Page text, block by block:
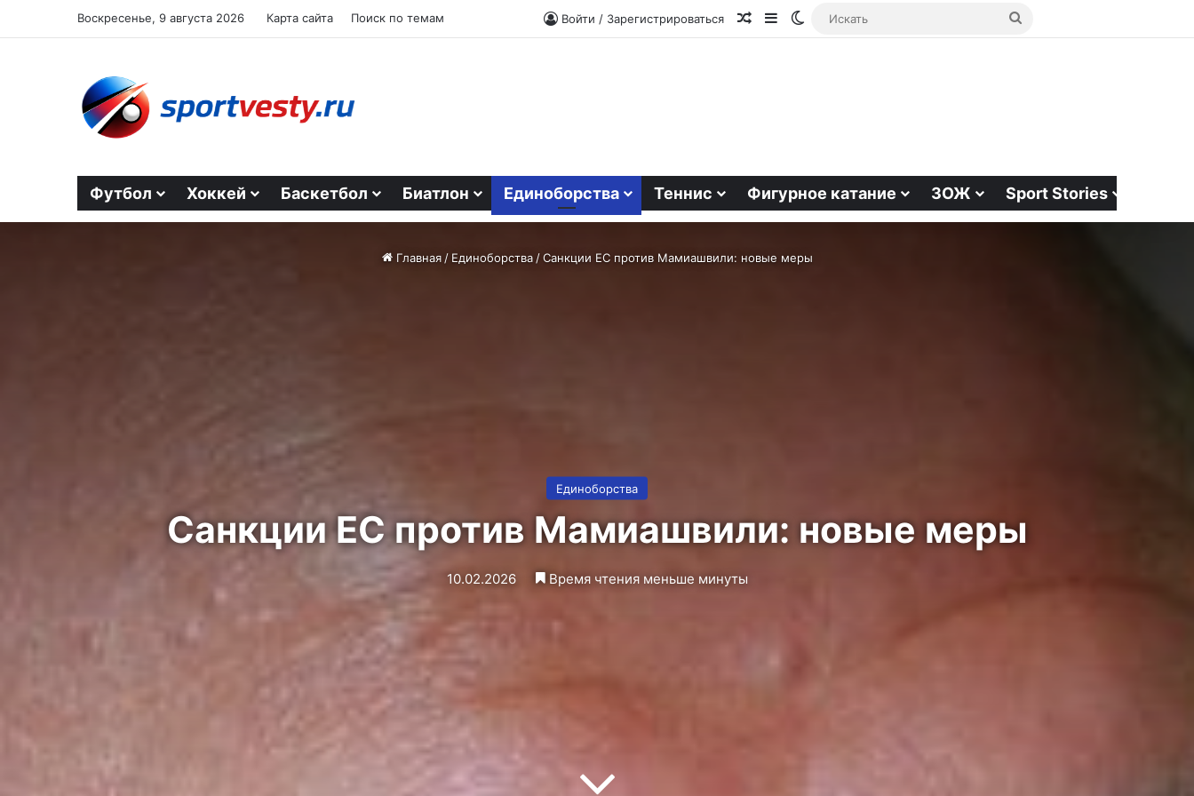
Воскресенье, 9 августа 2026 Карта сайта Поиск по темам Войти / Зарегистрироваться Случайная статья
SidebarSwitch skin
Футбол Хоккей Баскетбол Биатлон Единоборства Теннис Фигурное катание ЗОЖ Sport Stories
Главная / Единоборства / Санкции ЕС против Мамиашвили: новые меры
Единоборства
Санкции ЕС против Мамиашвили: новые меры
10.02.2026 Время чтения меньше минуты